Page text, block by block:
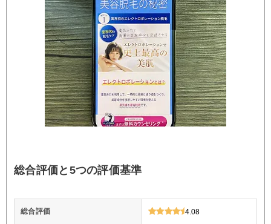
総合評価と5つの評価基準
総合評価 4.08